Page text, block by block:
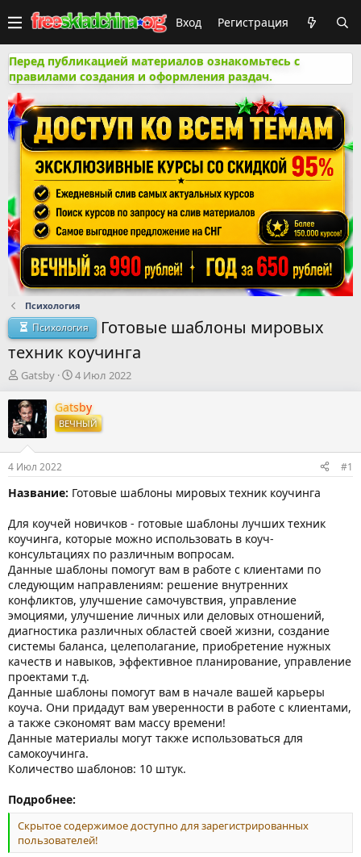
Вход Регистрация
Перед публикацией материалов ознакомьтесь с
правилами создания и оформления раздач.
Психология
Психология
Готовые шаблоны мировых
техник коучинга
А
т
о
р
т
е
м
ы
Gatsby
Д
т
а
н
а
л
4 Июл 2022
Gatsby
ВЕЧНЫЙ
4 Июл 2022 #1
Название: Готовые шаблоны мировых техник коучинга
Для коучей новичков - готовые шаблоны лучших техник
коучинга, которые можно использовать в коуч-
консультациях по различным вопросам.
Данные шаблоны помогут вам в работе с клиентами по
следующим направлениям: решение внутренних
конфликтов, улучшение самочувствия, управление
эмоциями, улучшение личных или деловых отношений,
диагностика различных областей своей жизни, создание
системы баланса, целеполагание, приобретение нужных
качеств и навыков, эффективное планирование, управление
проектами т.д.
Данные шаблоны помогут вам в начале вашей карьеры
коуча. Они придадут вам уверенности в работе с клиентами,
а также сэкономят вам массу времени!
Данные материалы могут также использоваться для
самокоучинга.
Количество шаблонов: 10 штук.
Подробнее:
Скрытое содержимое доступно для зарегистрированных
пользователей!